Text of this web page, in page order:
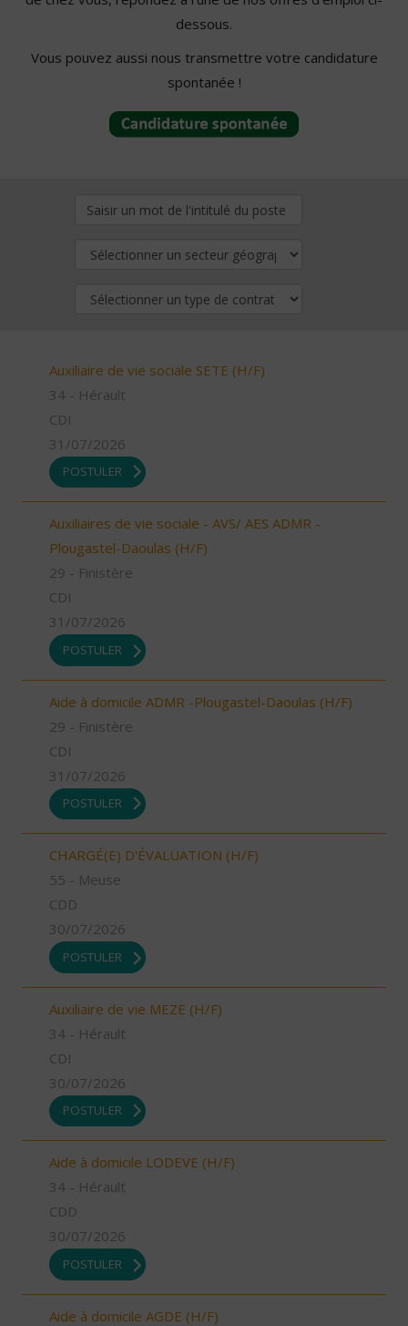
dessous.
Vous pouvez aussi nous transmettre votre candidature
spontanée !
Auxiliaire de vie sociale SETE (H/F)
34 - Hérault
CDI
31/07/2026
POSTULER
Auxiliaires de vie sociale - AVS/ AES ADMR -
Plougastel-Daoulas (H/F)
29 - Finistère
CDI
31/07/2026
POSTULER
Aide à domicile ADMR -Plougastel-Daoulas (H/F)
29 - Finistère
CDI
31/07/2026
POSTULER
CHARGÉ(E) D'ÉVALUATION (H/F)
55 - Meuse
CDD
30/07/2026
POSTULER
Auxiliaire de vie MEZE (H/F)
34 - Hérault
CDI
30/07/2026
POSTULER
Aide à domicile LODEVE (H/F)
34 - Hérault
CDD
30/07/2026
POSTULER
Aide à domicile AGDE (H/F)